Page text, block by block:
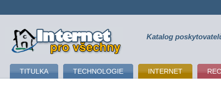
připojení k internetu Katalog
TITULKA TECHNOLOGIE INTERNET